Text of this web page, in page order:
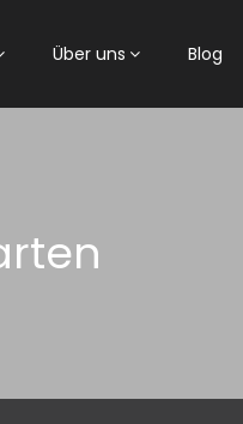
Über uns Blog